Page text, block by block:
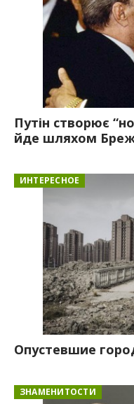
Путін створює
йде шляхом
ИНТЕРЕСНОЕ
Опустевшие
ЗНАМЕНИТОСТИ